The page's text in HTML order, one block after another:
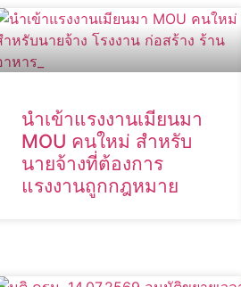
นำเข้าแรงงานเมียนมา
MOU คนใหม่ สำหรับ
นายจ้างที่ต้องการ
แรงงานถูกกฎหมาย